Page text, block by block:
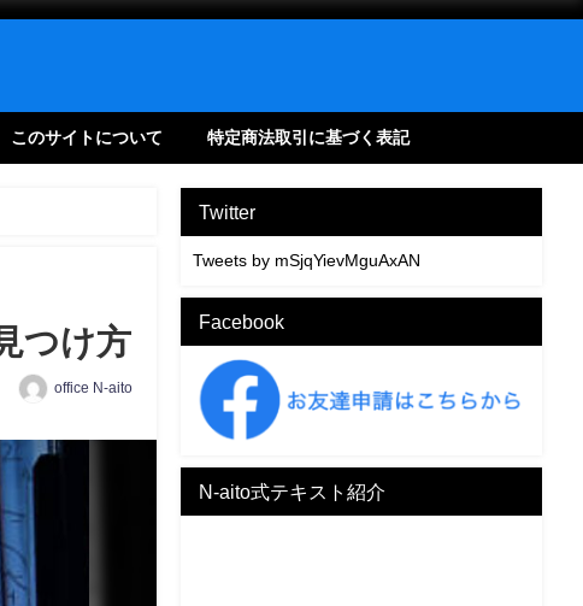
このサイトについて 特定商法取引に基づく表記
つけ方
office N-aito
Twitter
Tweets by mSjqYievMguAxAN
Facebook
N-aito式テキスト紹介